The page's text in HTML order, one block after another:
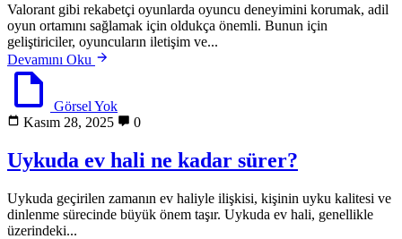
Valorant gibi rekabetçi oyunlarda oyuncu deneyimini korumak, adil
oyun ortamını sağlamak için oldukça önemli. Bunun için
geliştiriciler, oyuncuların iletişim ve...
Devamını Oku
Görsel Yok
Kasım 28, 2025
0
Uykuda ev hali ne kadar sürer?
Uykuda geçirilen zamanın ev haliyle ilişkisi, kişinin uyku kalitesi ve
dinlenme sürecinde büyük önem taşır. Uykuda ev hali, genellikle
üzerindeki...